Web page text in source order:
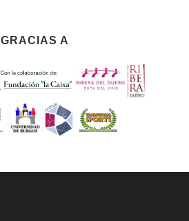
GRACIAS A